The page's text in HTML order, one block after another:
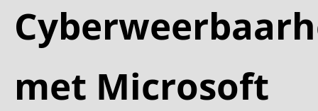
met Microsoft​